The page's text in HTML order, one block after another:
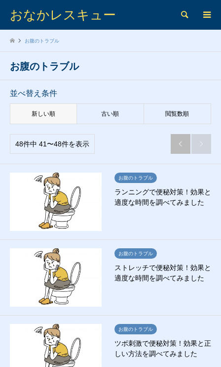
おなかレスキュー 検索
お腹のトラブル
お腹のトラブル
並べ替え条件
新しい順 古い順 閲覧数順
48件中 41〜48件を表示  
お腹のトラブル
ランニングで便秘対策！効果と
適度な時間を調べてみました
お腹のトラブル
ストレッチで便秘対策！効果と
適度な時間を調べてみました
お腹のトラブル
ツボ刺激で便秘対策！効果と正
しい方法を調べてみました